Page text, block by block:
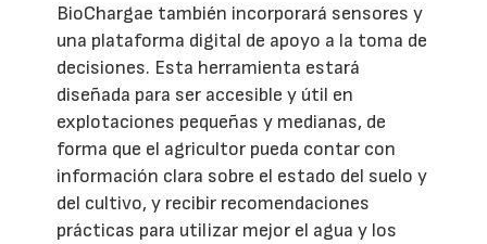
BioChargae también incorporará sensores y
una plataforma digital de apoyo a la toma de
decisiones. Esta herramienta estará
diseñada para ser accesible y útil en
explotaciones pequeñas y medianas, de
forma que el agricultor pueda contar con
información clara sobre el estado del suelo y
del cultivo, y recibir recomendaciones
prácticas para utilizar mejor el agua y los